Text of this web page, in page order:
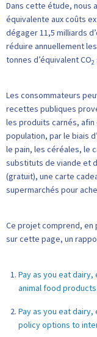
Dans cette étude, nous
équivalente aux coûts
dégager 11,5 milliards
réduire annuellement
tonnes d’équivalent CO2
Les consommateurs
recettes publiques
les produits carnés,
population, par le biais
le pain, les céréales, le
substituts de viande et
(gratuit), une carte
supermarchés pour
Ce projet comprend,
sur cette page, un
Pay as you eat
animal food products
Pay as you eat
policy options to